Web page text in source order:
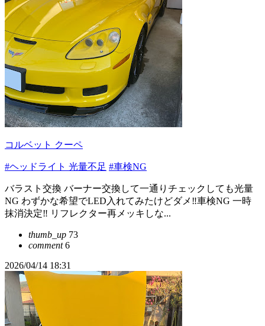
コルベット クーペ
#ヘッドライト 光量不足 #車検NG
バラスト交換 バーナー交換して一通りチェックしても光量
NG わずかな希望でLED入れてみたけどダメ‼️車検NG 一時
抹消決定‼️ リフレクター再メッキしな...
thumb_up 73
comment6
2026/04/14 18:31